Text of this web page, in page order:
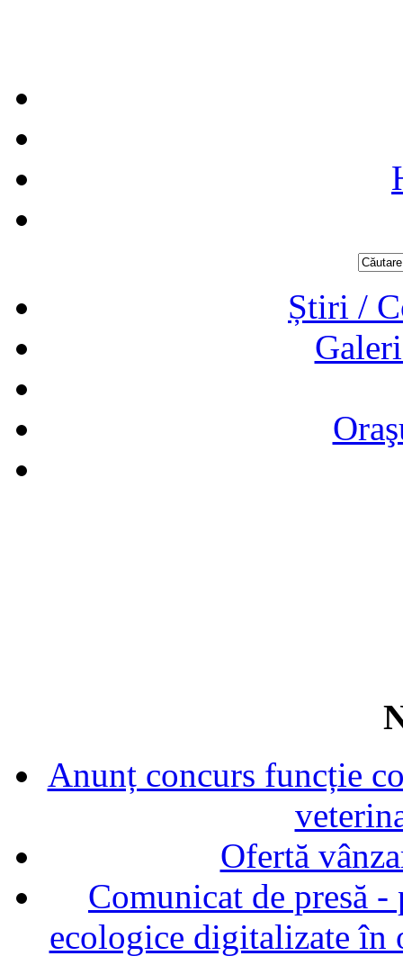
Știri /
Anunț concurs funcție
Ofertă
Comunicat de presă
ecologice digitalizate în